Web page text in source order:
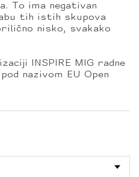
To ima negativan
tih istih skupova
nisko, svakako
INSPIRE MIG radne
nazivom EU Open